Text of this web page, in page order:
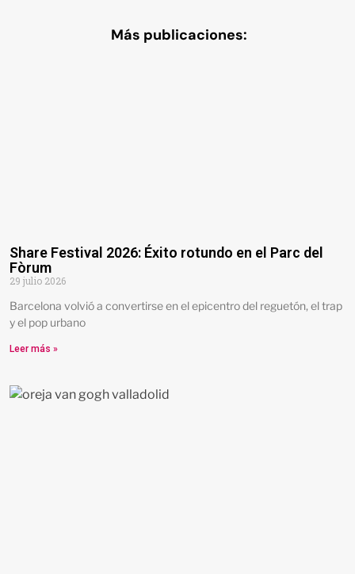
Más publicaciones:
Share Festival 2026: Éxito rotundo en el Parc del
Fòrum
29 julio 2026
Barcelona volvió a convertirse en el epicentro del reguetón, el trap
y el pop urbano
Leer más »